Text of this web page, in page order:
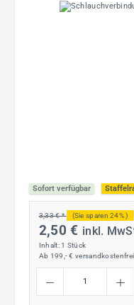
Bildergalerie überspringen
Sofort verfügbar
3,33 € * (Sie sparen 24% )
2,50 € inkl.
Inhalt: 1 Stück
Ab 199,- €